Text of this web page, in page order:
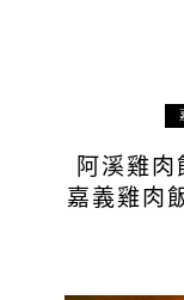
阿溪雞
嘉義雞肉